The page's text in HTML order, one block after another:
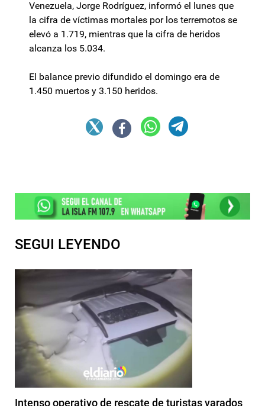
Venezuela, Jorge Rodríguez, informó el lunes que
la cifra de víctimas mortales por los terremotos se
elevó a 1.719, mientras que la cifra de heridos
alcanza los 5.034.
El balance previo difundido el domingo era de
1.450 muertos y 3.150 heridos.
SEGUI LEYENDO
Intenso operativo de rescate de turistas varados